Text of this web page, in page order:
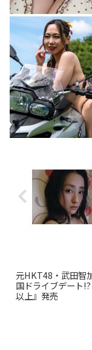
元HKT48・武田智
国ドライブデート
以上』発売